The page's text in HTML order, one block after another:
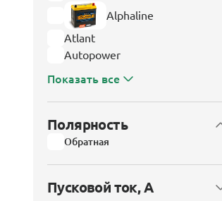
Alphaline
Atlant
Autopower
Показать все
Полярность
Обратная
Пусковой ток, А